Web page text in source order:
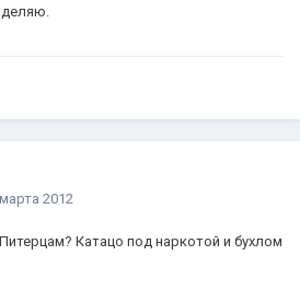
2012
Катацо под наркотой и бухлом